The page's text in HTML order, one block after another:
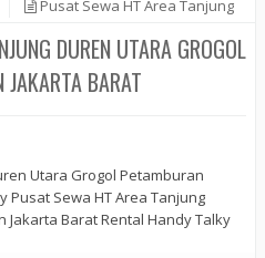
Pusat Sewa HT Area Tanjung
Barat
DUREN UTARA GROGOL
JAKARTA BARAT
Utara Grogol Petamburan
Pusat Sewa HT Area Tanjung
Barat Rental Handy Talky